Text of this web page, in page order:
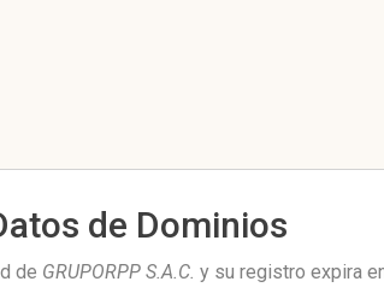
de Dominios
de GRUPORPP S.A.C. y su registro expira